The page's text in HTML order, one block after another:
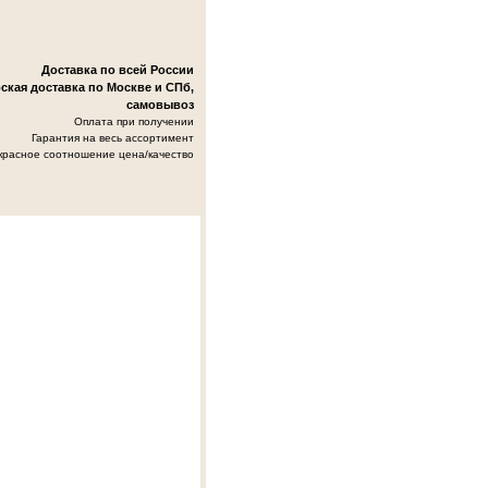
Доставка по всей России
доставка по Москве и СПб,
самовывоз
Оплата при получении
Гарантия на весь ассортимент
соотношение цена/качество